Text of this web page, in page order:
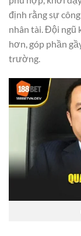
định rằng sự
nhân tài. Đội ngũ
hơn, góp phần
trường.